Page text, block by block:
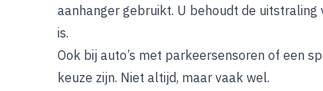
aanhanger gebruikt. U behoudt de
is.
Ook bij auto’s met parkeersensoren of een
keuze zijn. Niet altijd, maar vaak wel.